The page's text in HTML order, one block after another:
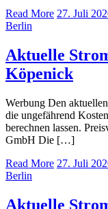
Read More 27. Juli
Berlin
Aktuelle
Köpenick
Werbung Den
die ungefährend
berechnen lassen.
GmbH Die […]
Read More 27. Juli
Berlin
Aktuelle